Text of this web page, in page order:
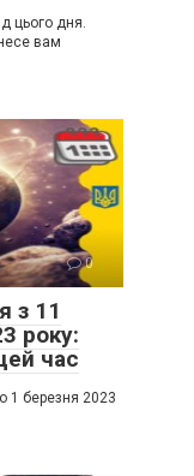
цього дня.
вам
0
з 11
року:
час
1 березня 2023